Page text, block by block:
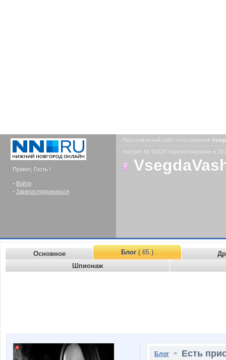
Привет, Гость !
- Войти
- Зарегистрироваться
Персональный сайт пользователя
портрет № 92624 зарегистрирован в
Основное Блог( 65 )
Шпионаж
Блог > Есть